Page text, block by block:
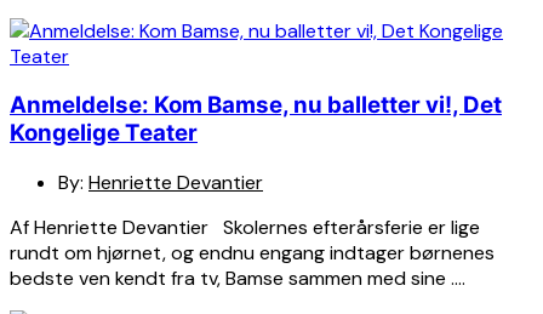
Anmeldelse: Kom Bamse, nu balletter vi!, Det
Kongelige Teater
By: Henriette Devantier
Af Henriette Devantier Skolernes efterårsferie er lige
rundt om hjørnet, og endnu engang indtager børnenes
bedste ven kendt fra tv, Bamse sammen med sine ….